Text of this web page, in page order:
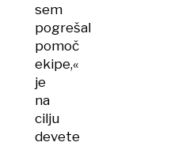
sem
pogrešal
pomoč
ekipe,«
je
na
cilju
devete